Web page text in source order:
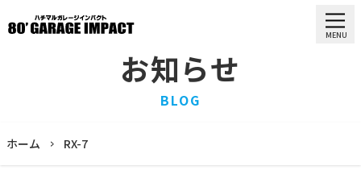
MENU
HOME
ホーム
お知らせ
BLOG
ホーム RX-7